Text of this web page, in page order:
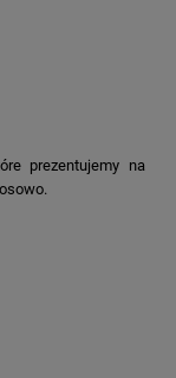
prezentujemy na